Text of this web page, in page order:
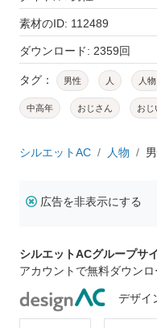
素材のID: 112489
ダウンロード: 2359回
タグ： 男性 人 人物
中高年 おじさん おじ
シルエットAC 人物
広告を非表示にする
シルエットACグループサ
アカウントで無料ダウンロ
デザイ